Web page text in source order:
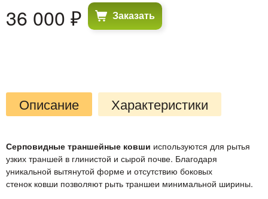
36 000 ₽ Заказать
Описание Характеристики
Серповидные траншейные ковши используются для рытья
узких траншей в глинистой и сырой почве. Благодаря
уникальной вытянутой форме и отсутствию боковых
стенок ковши позволяют рыть траншеи минимальной ширины.